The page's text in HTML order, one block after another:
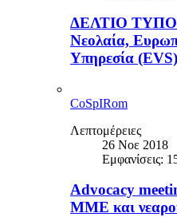
ΔΕΛΤΙΟ
Νεολαία,
Υπηρεσία (EVS)
CoSpIRom
Λεπτομέρειες
26 Νοε 2018
Εμφανίσεις:
Advocacy
ΜΜΕ και